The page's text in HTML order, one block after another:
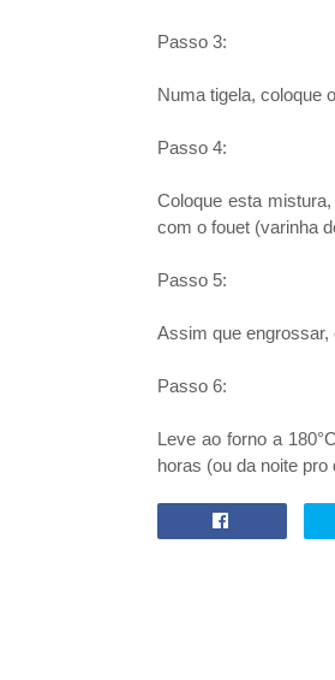
Passo 3:
Numa tigela, coloque
Passo 4:
Coloque esta
com o fouet (varinha
Passo 5:
Assim que
Passo 6:
Leve ao forno a
horas (ou da noite pro